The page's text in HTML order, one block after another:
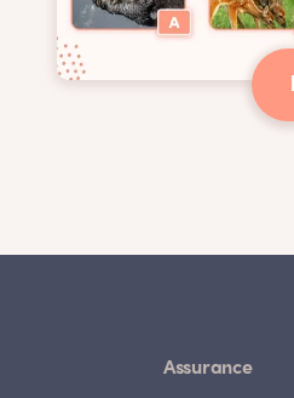
Assurance